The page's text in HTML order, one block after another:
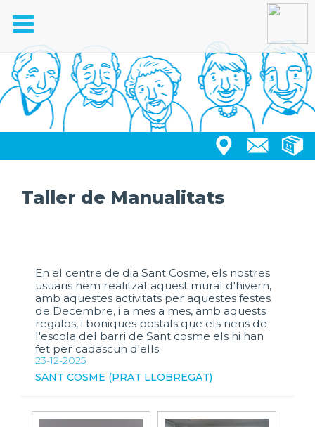
Toggle
navigation
Taller de Manualitats
En el centre de dia Sant Cosme, els nostres
usuaris hem realitzat aquest mural d'hivern,
amb aquestes activitats per aquestes festes
de Decembre, i a mes a mes, amb aquests
regalos, i boniques postals que els nens de
l'escola del barri de Sant cosme els hi han
fet per cadascun d'ells.
23-12-2025
SANT COSME (PRAT LLOBREGAT)